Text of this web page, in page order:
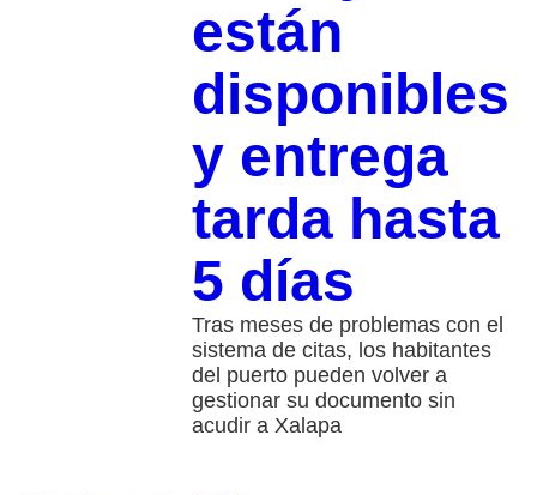
están
disponibles
y entrega
tarda hasta
5 días
Tras meses de problemas con el
sistema de citas, los habitantes
del puerto pueden volver a
gestionar su documento sin
acudir a Xalapa